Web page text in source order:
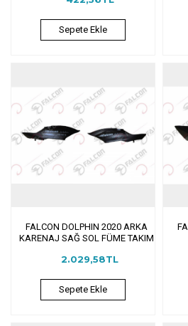
Sepete Ekle
FALCON DOLPHIN 2020 ARKA
KARENAJ SAĞ SOL FÜME TAKIM
2.029,58TL
Sepete Ekle